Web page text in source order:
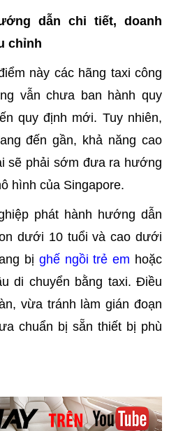
dẫn chi tiết, doanh
chỉnh
này các hãng taxi công
vẫn chưa ban hành quy
quy định mới. Tuy nhiên,
đến gần, khả năng cao
sẽ phải sớm đưa ra hướng
hình của Singapore.
phát hành hướng dẫn
dưới 10 tuổi và cao dưới
bị ghế ngồi trẻ em hoặc
di chuyển bằng taxi. Điều
vừa tránh làm gián đoạn
chuẩn bị sẵn thiết bị phù